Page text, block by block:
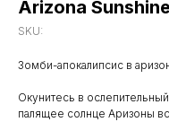
Arizona Sunshine
SKU:
Зомби-апокалипсис в
Окунитесь в
палящее солнце Аризоны